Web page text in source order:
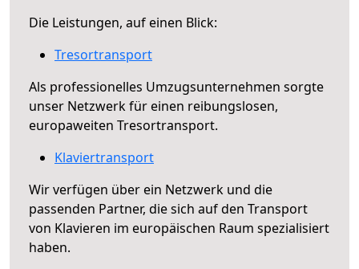
Die Leistungen, auf einen Blick:
Tresortransport
Als professionelles Umzugsunternehmen sorgte
unser Netzwerk für einen reibungslosen,
europaweiten Tresortransport.
Klaviertransport
Wir verfügen über ein Netzwerk und die
passenden Partner, die sich auf den Transport
von Klavieren im europäischen Raum spezialisiert
haben.